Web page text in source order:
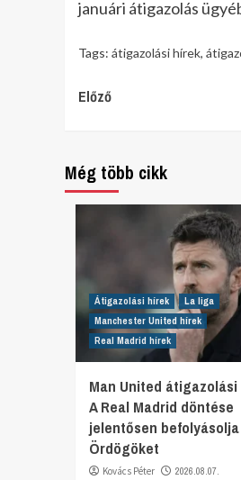
januári átigazolás
Tags: átigazolási hírek,
Continue
Előző
Még több cikk
Átigazolási hírek
La liga
Manchester United hírek
Real Madrid hírek
Man United
A Real Madrid döntése
jelentősen befolyásolja
Ördögöket
Kovács Péter 2026.08.07.